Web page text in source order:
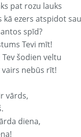
pat rozu lauks
kā ezers atspidot
spīd?
Tevi mīt!
šodien veltu
vairs nebūs rīt!
vārds,
diena,